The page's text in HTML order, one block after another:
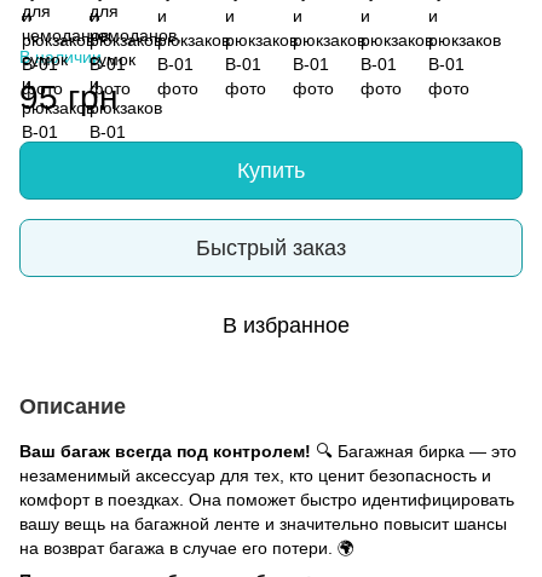
В наличии
95 грн
Купить
Быстрый заказ
В избранное
Описание
Ваш багаж всегда под контролем! 🔍 Багажная бирка — это
незаменимый аксессуар для тех, кто ценит безопасность и
комфорт в поездках. Она поможет быстро идентифицировать
вашу вещь на багажной ленте и значительно повысит шансы
на возврат багажа в случае его потери. 🌍